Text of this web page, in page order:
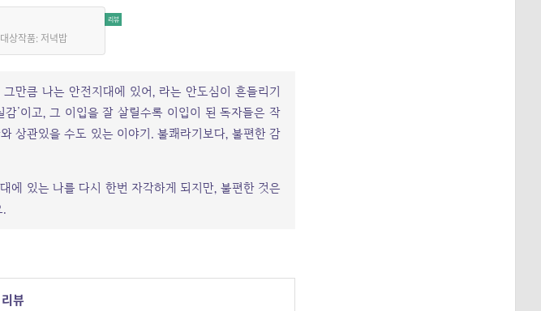
대상작품: 저녁밥
그만큼 나는 안전지대에 있어, 라는 안도심이 흔들리기
’이고, 그 이입을 잘 살릴수록 이입이 된 독자들은 작
상관있을 수도 있는 이야기.불쾌라기보다, 불편한 감
에 있는 나를 다시 한번 자각하게 되지만, 불편한 것은
.
뷰